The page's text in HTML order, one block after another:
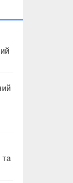
та